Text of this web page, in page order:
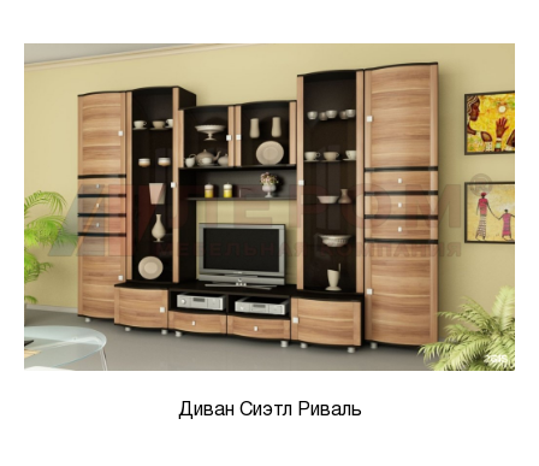
Диван Сиэтл Риваль